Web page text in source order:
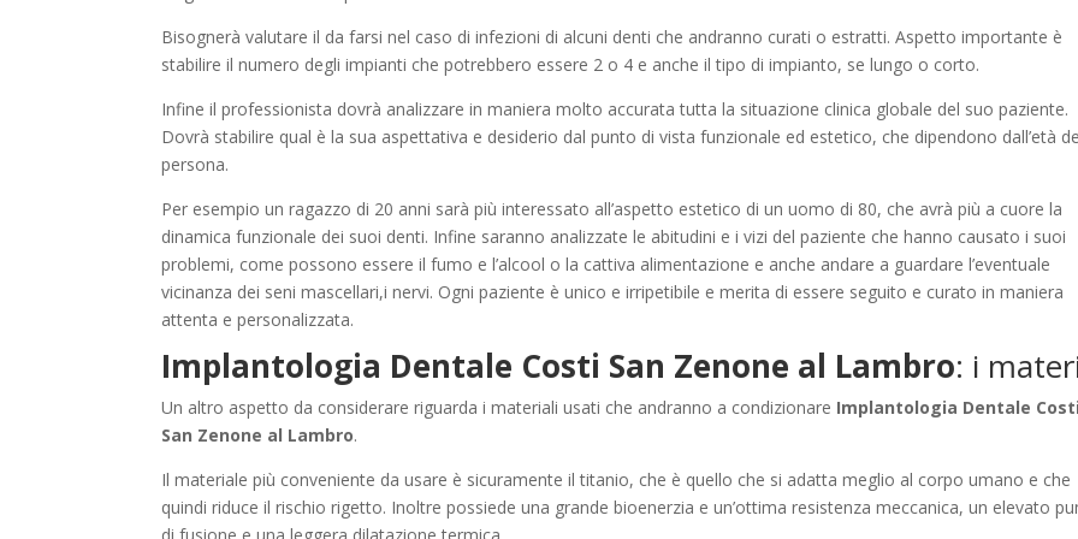
Bisognerà valutare il da farsi nel caso di infezioni di alcuni denti che andranno curati o estratti. Aspetto importante è
stabilire il numero degli impianti che potrebbero essere 2 o 4 e anche il tipo di impianto, se lungo o corto.
Infine il professionista dovrà analizzare in maniera molto accurata tutta la situazione clinica globale del suo paziente.
Dovrà stabilire qual è la sua aspettativa e desiderio dal punto di vista funzionale ed estetico, che dipendono dall’età
persona.
Per esempio un ragazzo di 20 anni sarà più interessato all’aspetto estetico di un uomo di 80, che avrà più a cuore la
dinamica funzionale dei suoi denti. Infine saranno analizzate le abitudini e i vizi del paziente che hanno causato i suoi
problemi, come possono essere il fumo e l’alcool o la cattiva alimentazione e anche andare a guardare l’eventuale
vicinanza dei seni mascellari,i nervi. Ogni paziente è unico e irripetibile e merita di essere seguito e curato in maniera
attenta e personalizzata.
Implantologia Dentale Costi San Zenone al Lambro: i
Un altro aspetto da considerare riguarda i materiali usati che andranno a condizionare Implantologia Dentale Costi
San Zenone al Lambro.
Il materiale più conveniente da usare è sicuramente il titanio, che è quello che si adatta meglio al corpo umano e che
quindi riduce il rischio rigetto. Inoltre possiede una grande bioenerzia e un’ottima resistenza meccanica, un elevato